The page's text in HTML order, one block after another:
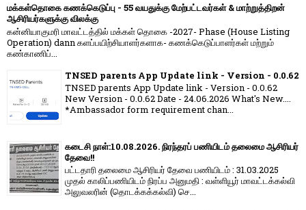
மக்கள்தொகை கணக்கெடுப்பு - 55 வயதுக்கு மேற்பட்டவர்கள் & மாற்றுத்திறன்
ஆசிரியர்களுக்கு விலக்கு
கன்னியாகுமரி மாவட்டத்தில் மக்கள் தொகை -2027- Phase (House Listing
Operation) dann களப்பயிற்சியாளர்களாக- கணக்கெடுப்பாளர்கள் மற்றும்
கண்காணிப்...
TNSED parents App Update link - Version - 0.0.62
TNSED parents App Update link - Version - 0.0.62
New Version - 0.0.62 Date - 24.06.2026 What's New....
*Ambassador form requirement chan...
கடைசி நாள்:10.08.2026. நிரந்தரப் பணியிடம் தலைமை ஆசிரியர்
தேவை!!
பட்டதாரி தலைமை ஆசிரியர் தேவை பணியிடம் : 31.03.2025
முதல் காலிப்பணியிடம் நிரப்ப அனுமதி : வள்ளியூர் மாவட்டக்கல்வி
அலுவலரின் (தொடக்கக்கல்வி) செ...